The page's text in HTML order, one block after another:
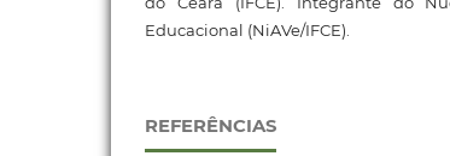
Educacional (NiAVe/IFCE).
REFERÊNCIAS